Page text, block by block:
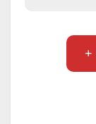
+